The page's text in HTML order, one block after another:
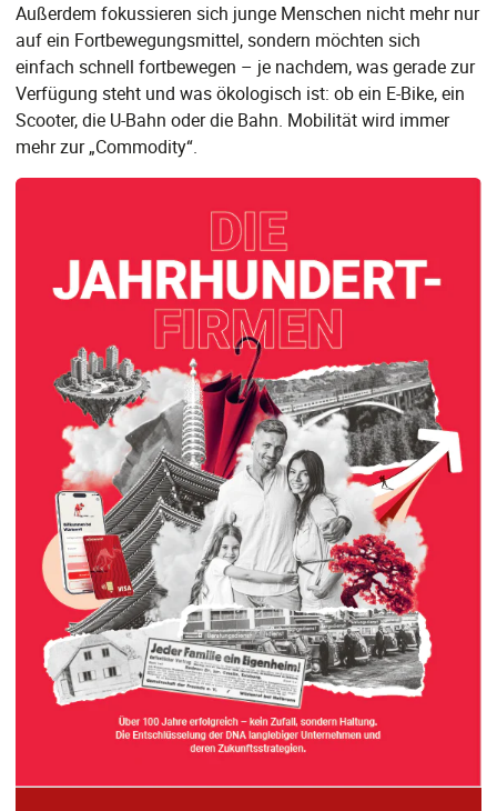
Außerdem fokussieren sich junge Menschen nicht mehr nur
auf ein Fortbewegungsmittel, sondern möchten sich
einfach schnell fortbewegen – je nachdem, was gerade zur
Verfügung steht und was ökologisch ist: ob ein E-Bike, ein
Scooter, die U-Bahn oder die Bahn. Mobilität wird immer
mehr zur „Commodity“.